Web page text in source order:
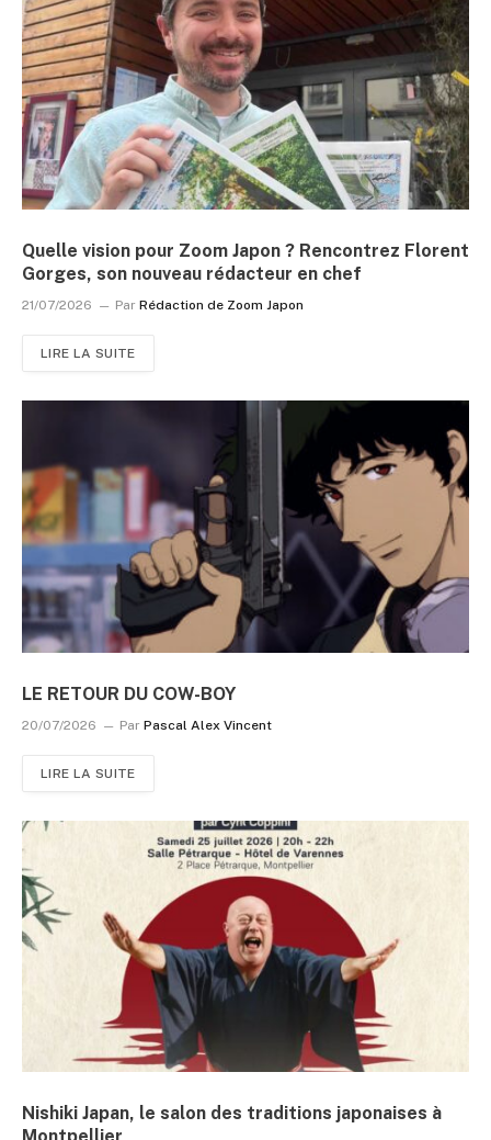
Quelle vision pour Zoom Japon ? Rencontrez Florent
Gorges, son nouveau rédacteur en chef
21/07/2026 Par Rédaction de Zoom Japon
LIRE LA SUITE
LE RETOUR DU COW-BOY
20/07/2026 Par Pascal Alex Vincent
LIRE LA SUITE
Nishiki Japan, le salon des traditions japonaises à